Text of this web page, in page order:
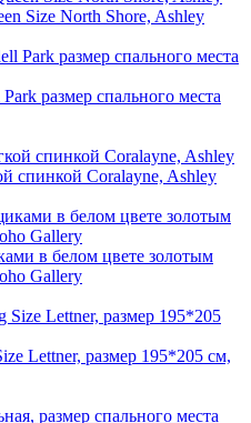
Size North Shore, Ashley
размер спального места
спинкой Coralayne, Ashley
в белом цвете золотым
Gallery
Lettner, размер 195*205 см,